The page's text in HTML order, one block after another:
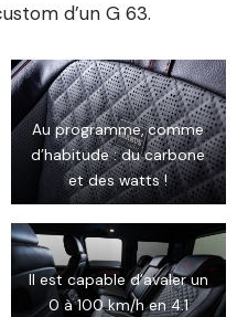
d’un G 63.
Au programme, comme
d’habitude : du carbone
et des watts !
Il est capable d’avaler un
0 à 100 km/h en 4.1